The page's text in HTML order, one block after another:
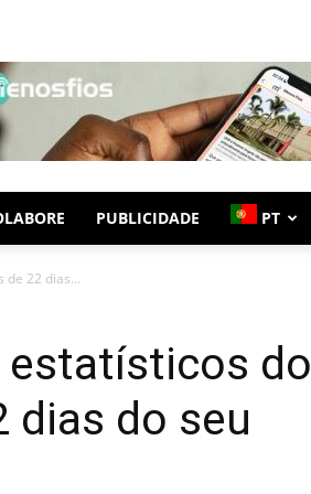
PUBLICIDADE PT
de 22 dias...
estatísticos do
dias do seu